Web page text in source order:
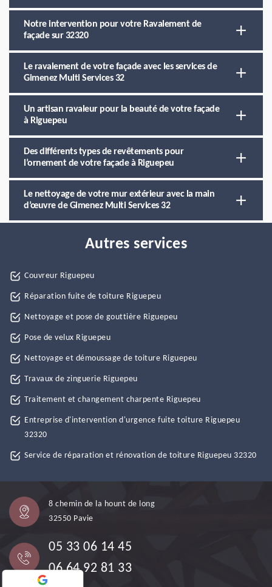
Notre intervention pour votre Ravalement de
façade sur 32320
Le ravalement de votre façade avec les services de
Gimenez Multi Services 32
Un artisan ravaleur pour la beauté de votre façade
à Riguepeu
Des différents types de revêtements pour
l’ornement de votre façade à Riguepeu
Le nettoyage de votre mur extérieur avec la main
d’œuvre de Gimenez Multi Services 32
Autres services
Couvreur Riguepeu
Réparation fuite de toiture Riguepeu
Nettoyage et pose de gouttière Riguepeu
Pose de velux Riguepeu
Nettoyage et démoussage de toiture Riguepeu
Travaux de zinguerie Riguepeu
Traitement et changement charpente Riguepeu
Entreprise d'intervention d'urgence fuite toiture Riguepeu
32320
Service de réparation et rénovation de toiture Riguepeu 32320
8 chemin de la hount de long
32550 Pavie
05 33 06 14 45
06 64 92 81 33